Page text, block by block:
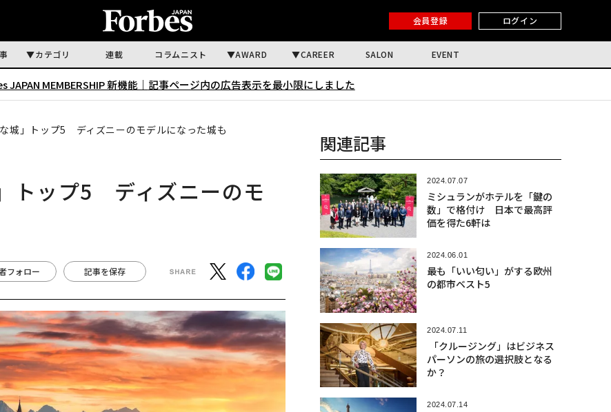
会員登録 ログイン
カテゴリ 連載 コラムニスト AWARD CAREER SALON EVENT
JAPAN MEMBERSHIP 新機能｜ 記事ページ内の広告表示を最小限にしました
な城」トップ5 ディズニーのモデルになった城も
トップ5 ディズニーのモ
フォロー 記事を保存
関連記事
2024.07.07
ミシュランがホテルを「鍵の
数」で格付け 日本で最高評
価を得た6軒は
2024.06.01
最も「いい匂い」がする欧州
の都市ベスト5
2024.07.11
「クルージング」はビジネス
パーソンの旅の選択肢となる
か？
2024.07.14